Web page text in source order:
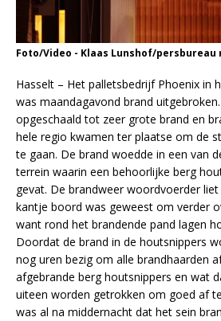
Foto/Video - Klaas Lunshof/persbureau
Hasselt – Het palletsbedrijf Phoenix in
was maandagavond brand
opgeschaald tot zeer grote brand en
hele regio kwamen ter plaatse om de
te gaan. De brand woedde in een van
terrein waarin een behoorlijke berg
gevat. De brandweer woordvoerder
kantje boord was geweest om verder
want rond het brandende pand lagen
Doordat de brand in de houtsnippers
nog uren bezig om alle brandhaarden
afgebrande berg houtsnippers en wat
uiteen worden getrokken om goed af
was al na middernacht dat het sein